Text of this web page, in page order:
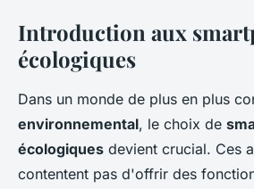
Introduction aux
écologiques
Dans un monde de plus en plus
environnemental, le choix de
écologiques devient crucial. Ces
contentent pas d'offrir des